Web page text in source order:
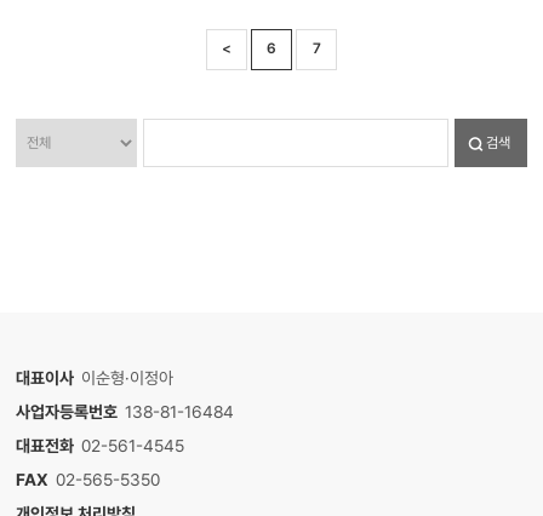
< 6 7
검색
대표이사 이순형·이정아
사업자등록번호 138-81-16484
대표전화 02-561-4545
FAX 02-565-5350